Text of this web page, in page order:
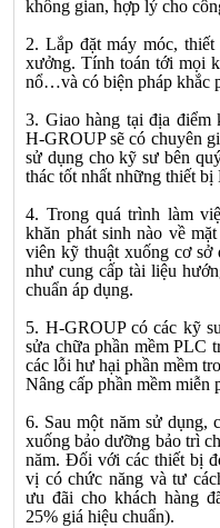
không gian, hợp lý cho
2. Lắp đặt máy móc,
xưởng. Tính toán tới mọi
nổ…và có biện pháp khắc
3. Giao hàng tại địa điểm
H-GROUP sẽ có chuyên
sử dụng cho kỹ sư bên
thác tốt nhất những thiết
4. Trong quá trình làm
khăn phát sinh nào về
viên kỹ thuật xuống cơ
như cung cấp tài liệu
chuẩn áp dụng.
5. H-GROUP có các kỹ
sửa chữa phần mềm PLC
các lỗi hư hại phần mềm
Nâng cấp phần mềm miễn
6. Sau một năm sử dụng,
xuống bảo dưỡng bảo trì
năm. Đối với các thiết bị
vị có chức năng và tư
ưu đãi cho khách hàng
25% giá hiệu chuẩn).